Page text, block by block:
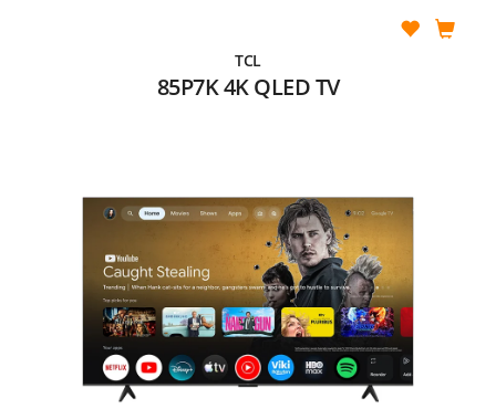
TCL
85P7K 4K QLED TV